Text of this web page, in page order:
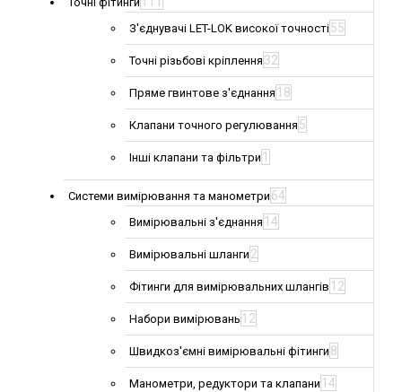
З'єднувачі LET-LOK високої точності55
Точні різьбові кріплення 32
Пряме гвинтове з'єднання 18
Клапани точного регулювання 5
Інші клапани та фільтри 1
Системи вимірювання та манометри 64
Вимірювальні з'єднання 14
Вимірювальні шланги 2
Фітинги для вимірювальних шлангів 12
Набори вимірювань 12
Швидкоз'ємні вимірювальні фітинги 8
Манометри, редуктори та клапани 14